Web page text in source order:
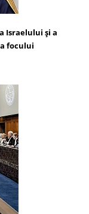
Israelului și a
focului